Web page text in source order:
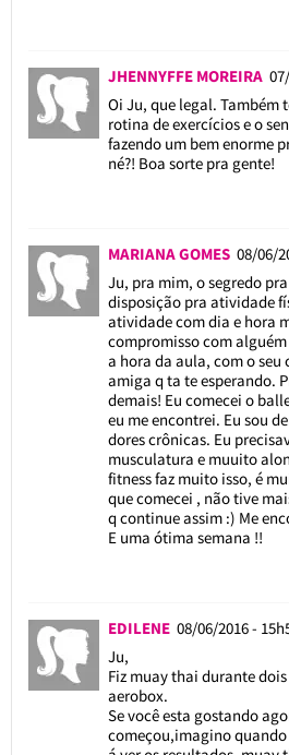
JHENNYFFE MOREIRA
Oi Ju, que legal. Também
rotina de exercícios e o
fazendo um bem enorme
né?! Boa sorte pra gente!
MARIANA GOMES 08/06/
Ju, pra mim, o segredo
disposição pra atividade
atividade com dia e hora
compromisso com
a hora da aula, com o seu
amiga q ta te esperando.
demais! Eu comecei o
eu me encontrei. Eu sou
dores crônicas. Eu
musculatura e muuito
fitness faz muito isso, é
que comecei , não tive
q continue assim :) Me
E uma ótima semana !!
EDILENE 08/06/2016 -
Ju,
Fiz muay thai durante
aerobox.
Se você esta gostando
começou,imagino